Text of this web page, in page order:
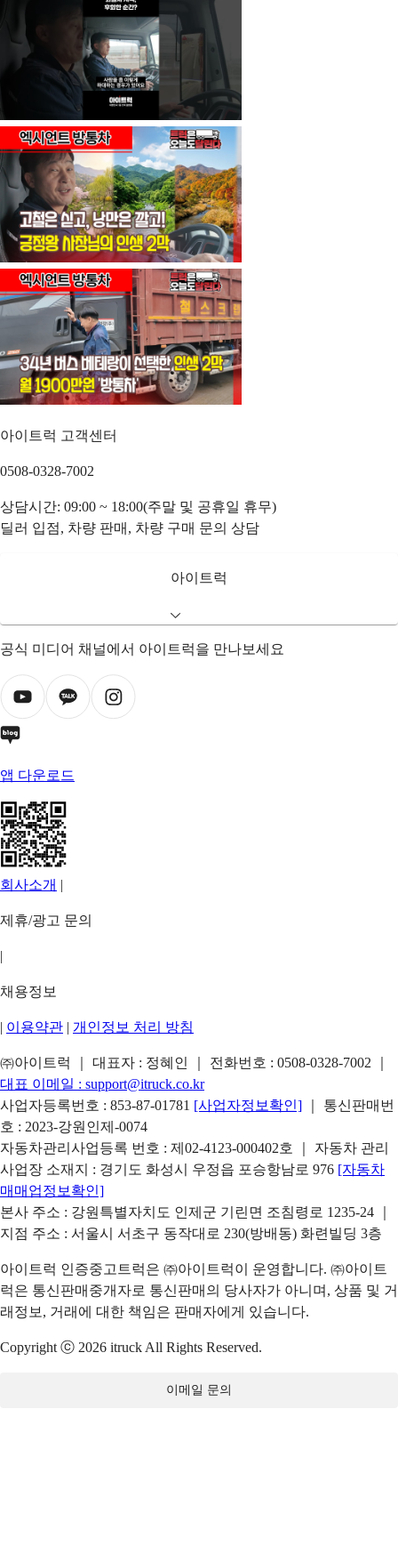
아이트럭 고객센터
0508-0328-7002
상담시간: 09:00 ~ 18:00(주말 및 공휴일 휴무)
딜러 입점, 차량 판매, 차량 구매 문의 상담
아이트럭
공식 미디어 채널에서 아이트럭을 만나보세요
앱 다운로드
회사소개 |
제휴/광고 문의
|
채용정보
| 이용약관 | 개인정보 처리 방침
㈜아이트럭 ｜ 대표자 : 정혜인 ｜ 전화번호 : 0508-0328-7002
대표 이메일 : support@itruck.co.kr
사업자등록번호 : 853-87-01781 [사업자정보확인]
｜ 통신판매번
호 : 2023-강원인제-0074
자동차관리사업등록 번호 : 제02-4123-000402호 ｜ 자동차 관리
사업장 소재지 : 경기도 화성시 우정읍 포승항남로 976 [자동차
매매업정보확인]
본사 주소 : 강원특별자치도 인제군 기린면 조침령로 1235-24 ｜
지점 주소 : 서울시 서초구 동작대로 230(방배동) 화련빌딩 3층
아이트럭 인증중고트럭은 ㈜아이트럭이 운영합니다. ㈜아이트
럭은 통신판매중개자로 통신판매의 당사자가 아니며, 상품 및 거
래정보, 거래에 대한 책임은 판매자에게 있습니다.
Copyright ⓒ 2026 itruck All Rights Reserved.
이메일 문의